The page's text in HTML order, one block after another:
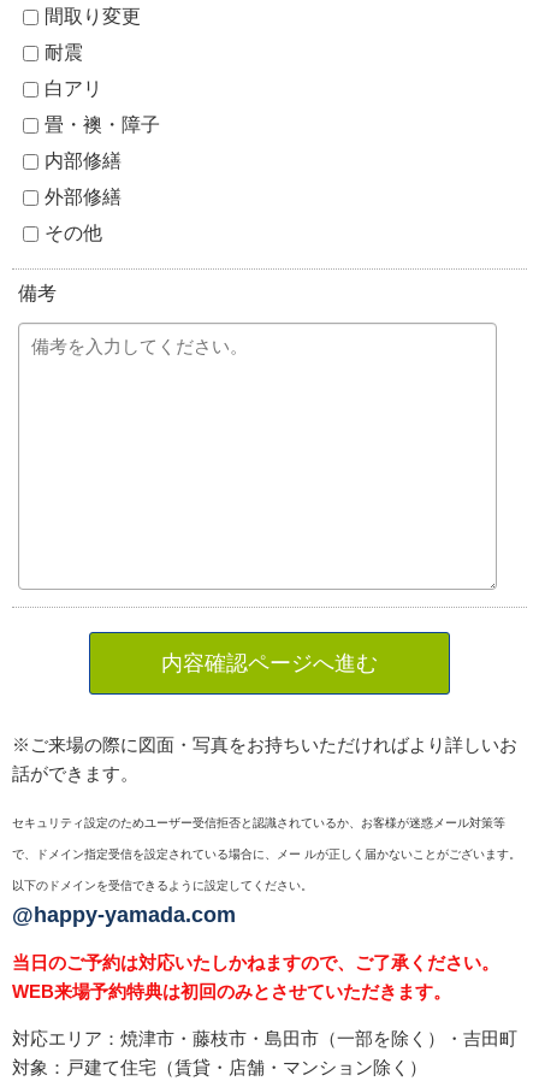
間取り変更
耐震
白アリ
畳・襖・障子
内部修繕
外部修繕
その他
備考
内容確認ページへ進む
※ご来場の際に図面・写真をお持ちいただければより詳しいお
話ができます。
セキュリティ設定のためユーザー受信拒否と認識されているか、お客様が迷惑メール対策等
で、ドメイン指定受信を設定されている場合に、メー ルが正しく届かないことがございます。
以下のドメインを受信できるように設定してください。
@happy-yamada.com
当日のご予約は対応いたしかねますので、ご了承ください。
WEB来場予約特典は初回のみとさせていただきます。
対応エリア：焼津市・藤枝市・島田市（一部を除く）・吉田町
対象：戸建て住宅（賃貸・店舗・マンション除く）